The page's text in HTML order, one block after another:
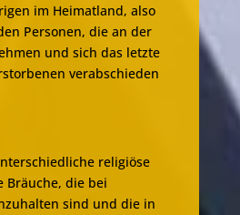
im Heimatland, also
Personen, die an der
und sich das letzte
verabschieden
religiöse
die bei
sind und die in